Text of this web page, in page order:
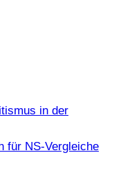
in der
für NS-Vergleiche